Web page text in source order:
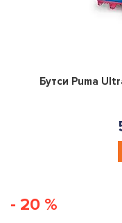
Бутси Puma
- 20 %